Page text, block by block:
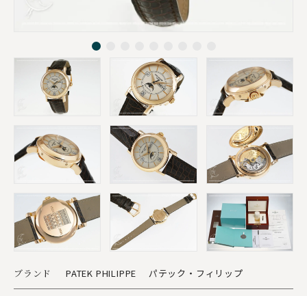
ブランド PATEK PHILIPPE パテック・フィリップ